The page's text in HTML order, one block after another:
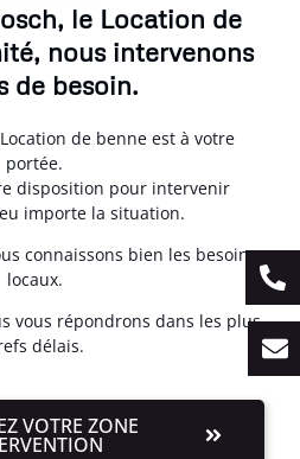
le Location de
nous intervenons
de besoin.
de benne est à votre
portée.
disposition pour intervenir
importe la situation.
connaissons bien les besoins
locaux.
vous répondrons dans les plus
délais.
VOTRE ZONE